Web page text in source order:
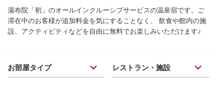
湯布院「初」のオールインクルーシブサービスの温泉宿です。ご
滞在中のお客様が追加料金を気にすることなく、 飲食や館内の施
設、アクティビティなどを自由に無料でお楽しみいただけます♪
お部屋タイプ レストラン・施設